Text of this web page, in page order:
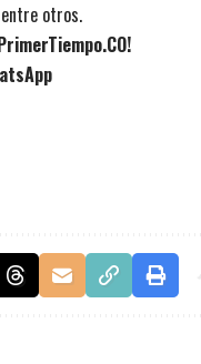
entre otros.